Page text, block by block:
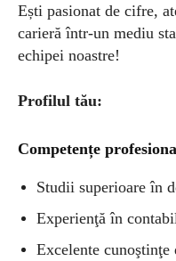
Ești pasionat de cifre,
carieră într-un mediu
echipei noastre!
Profilul tău:
Competențe
Studii superioare în
Experienţă în
Excelente